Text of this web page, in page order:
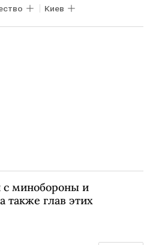
Киев
минобороны и
также глав этих